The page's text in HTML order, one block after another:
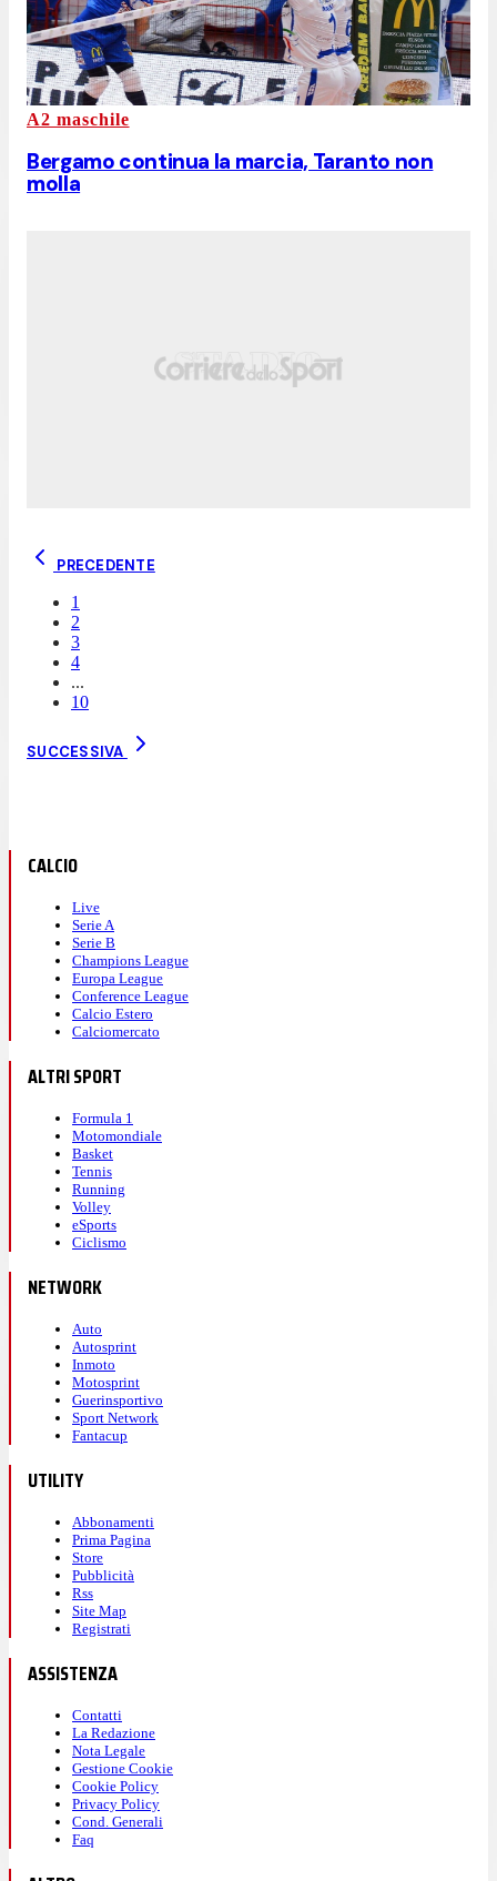
A2 maschile
Bergamo continua la marcia, Taranto non
molla
PRECEDENTE
1
2
3
4
...
10
SUCCESSIVA
CALCIO
Live
Serie A
Serie B
Champions League
Europa League
Conference League
Calcio Estero
Calciomercato
ALTRI SPORT
Formula 1
Motomondiale
Basket
Tennis
Running
Volley
eSports
Ciclismo
NETWORK
Auto
Autosprint
Inmoto
Motosprint
Guerinsportivo
Sport Network
Fantacup
UTILITY
Abbonamenti
Prima Pagina
Store
Pubblicità
Rss
Site Map
Registrati
ASSISTENZA
Contatti
La Redazione
Nota Legale
Gestione Cookie
Cookie Policy
Privacy Policy
Cond. Generali
Faq